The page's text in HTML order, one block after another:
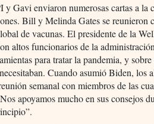
y Gavi enviaron numerosas cartas a la
Bill y Melinda Gates se
de vacunas. El presidente de la
altos funcionarios de la
para tratar la pandemia, y
Cuando asumió Biden, los
semanal con miembros de las
apoyamos mucho en sus consejos